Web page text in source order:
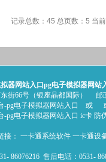
记录总数：45 总页数：5 当
器网站入口 pg电子模拟器网站
街66号（银座晶都国际） 邮
-pg电子模拟器网站入口
或
-pg电子模拟器网站入口 ic卡 防
接： 一卡通系统软件 一卡通设
86076216 售后电话：0531-